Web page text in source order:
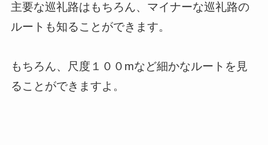
主要な巡礼路はもちろん、マイナーな巡礼路の
ルートも知ることができます。
もちろん、尺度１００mなど細かなルートを見
ることができますよ。